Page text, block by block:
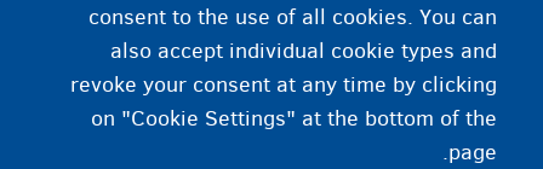
consent to the use of all cookies. You can
also accept individual cookie types and
revoke your consent at any time by clicking
on "Cookie Settings" at the bottom of the
page.